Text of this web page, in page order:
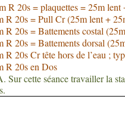
R 20s = plaquettes = 25m lent
R 20s = Pull Cr (25m lent +
R 20s = Battements costal
R 20s = Battements dorsal
R 20s Cr tête hors de l’eau ;
R 20s en Dos
Sur cette séance travailler la